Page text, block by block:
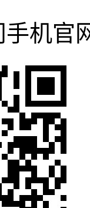
机官